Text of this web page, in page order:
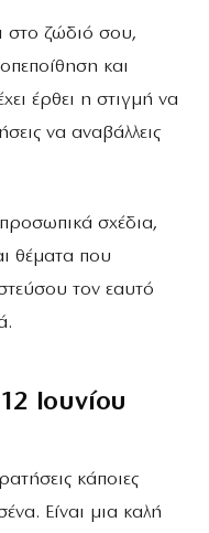
στο ζώδιό σου,
και
έρθει η στιγμή να
να αναβάλλεις
σχέδια,
θέματα που
τον εαυτό
Ιουνίου
κάποιες
Είναι μια καλή